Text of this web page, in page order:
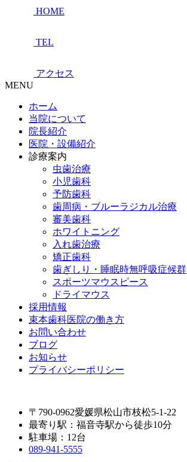
HOME
TEL
アクセス
MENU
ホーム
当院について
院長紹介
医院・設備紹介
診療案内
虫歯治療
小児歯科
予防歯科
歯周病・ブルーラジカル治療
審美歯科
ホワイトニング
入れ歯治療
矯正歯科
歯ぎしり・睡眠時無呼吸症候群
スポーツマウスピース
ドライマウス
採用情報
束本歯科医院の働き方
お問い合わせ
ブログ
お知らせ
プライバシーポリシー
〒790-0962愛媛県松山市枝松5-1-22
最寄り駅：福音寺駅から徒歩10分
駐車場：12台
089-941-5555